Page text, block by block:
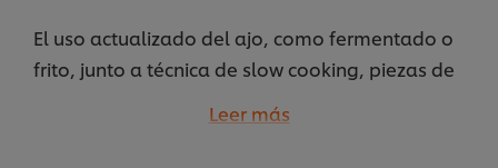
ajo
frito
5.0
El uso actualizado del ajo, como fermentado o
frito, junto a técnica de slow cooking, piezas de
jóvenes y talentosos sin miedo de introducir
Leer más